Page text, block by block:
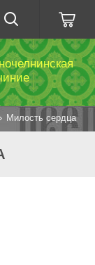
Милость сердца